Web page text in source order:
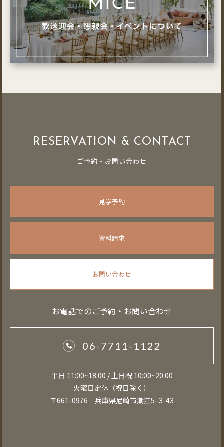
RESERVATION & CONTACT
ご予約・お問い合わせ
見学予約
資料請求
お問い合わせ
お電話でのご予約・お問い合わせ
06-7711-1122
平日 11:00~18:00 / 土日祝 10:00~20:00
火曜日定休（祝日除く）
〒661-0976 兵庫県尼崎市潮江5–3-43